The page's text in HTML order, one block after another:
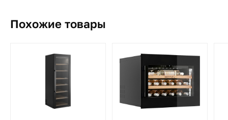
Похожие товары